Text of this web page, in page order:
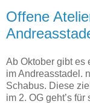
Offene
Ab Oktober gibt es
im Andreasstadel.
Schabus. Diese
im 2. OG geht’s